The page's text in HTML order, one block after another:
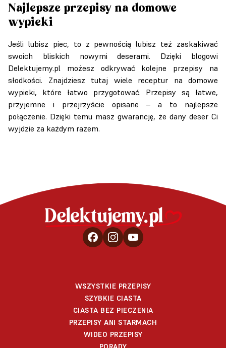
Najlepsze przepisy na domowe
wypieki
Jeśli lubisz piec, to z pewnością lubisz też zaskakiwać
swoich bliskich nowymi deserami. Dzięki blogowi
Delektujemy.pl możesz odkrywać kolejne przepisy na
słodkości. Znajdziesz tutaj wiele receptur na domowe
wypieki, które łatwo przygotować. Przepisy są łatwe,
przyjemne i przejrzyście opisane – a to najlepsze
połączenie. Dzięki temu masz gwarancję, że dany deser Ci
wyjdzie za każdym razem.
WSZYSTKIE PRZEPISY
SZYBKIE CIASTA
CIASTA BEZ PIECZENIA
PRZEPISY ANI STARMACH
WIDEO PRZEPISY